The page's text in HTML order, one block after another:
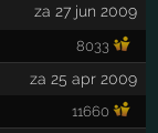
za 27 jun 2009
8033
za 25 apr 2009
11660